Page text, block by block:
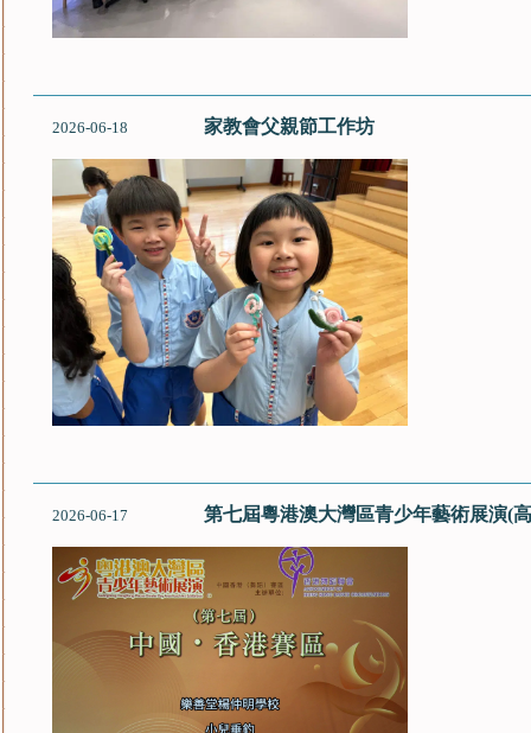
2026-06-18 家教會父親節工作坊
2026-06-17 第七屆粵港澳大灣區青少年藝術展演(